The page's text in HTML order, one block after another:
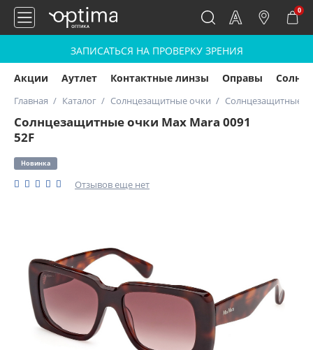
0
ЗАПИСАТЬСЯ НА ПРОВЕРКУ ЗРЕНИЯ
Акции Аутлет Контактные линзы Оправы
Главная Каталог Солнцезащитные очки Солнцезащитные
Солнцезащитные очки Max Mara 0091
52F
Новинка
Отзывов еще нет